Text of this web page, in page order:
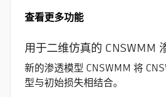
查看更多功能
用于二维仿真的 CNSWMM
新的渗透模型 CNSWMM 将
型与初始损失相结合。